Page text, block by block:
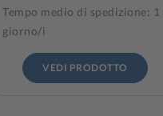
Tempo medio di spedizione: 1
giorno/i
VEDI PRODOTTO